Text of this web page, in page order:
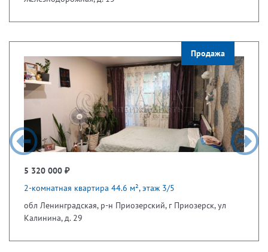
Продажа
5 320 000 ₽
2-комнатная квартира 44.6 м², этаж 3/5
обл Ленинградская, р-н Приозерский, г Приозерск, ул
Калинина, д. 29